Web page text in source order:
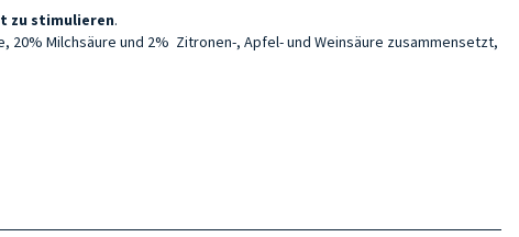
zu stimulieren.
20% Milchsäure und 2% Zitronen-, Apfel- und Weinsäure zusammensetzt,